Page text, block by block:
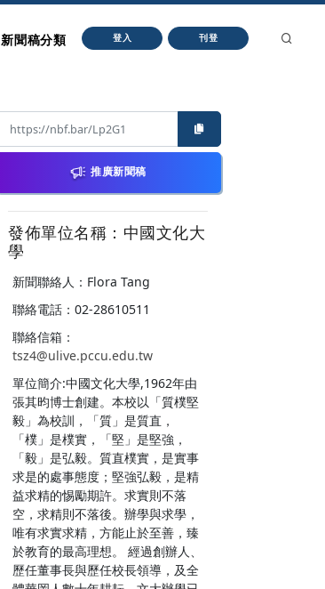
新聞稿分類 登入 刊登
推廣新聞稿
發佈單位名稱：中國文化大
學
新聞聯絡人：Flora Tang
聯絡電話：02-28610511
聯絡信箱：
tsz4@ulive.pccu.edu.tw
單位簡介:中國文化大學,1962年由
張其昀博士創建。本校以「質樸堅
毅」為校訓，「質」是質直，
「樸」是樸實，「堅」是堅強，
「毅」是弘毅。質直樸實，是實事
求是的處事態度；堅強弘毅，是精
益求精的惕勵期許。求實則不落
空，求精則不落後。辦學與求學，
唯有求實求精，方能止於至善，臻
於教育的最高理想。 經過創辦人、
歷任董事長與歷任校長領導，及全